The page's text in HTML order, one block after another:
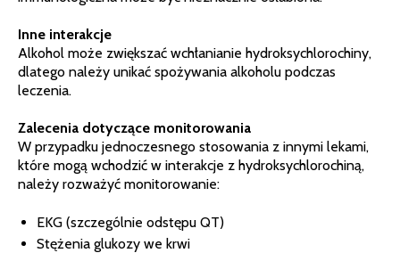
Inne interakcje
Alkohol może zwiększać wchłanianie hydroksychlorochiny,
dlatego należy unikać spożywania alkoholu podczas
leczenia.
Zalecenia dotyczące monitorowania
W przypadku jednoczesnego stosowania z innymi lekami,
które mogą wchodzić w interakcje z hydroksychlorochiną,
należy rozważyć monitorowanie:
EKG (szczególnie odstępu QT)
Stężenia glukozy we krwi